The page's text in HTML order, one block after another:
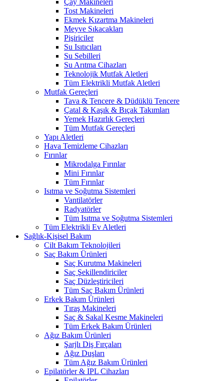
Çay Makineleri
Tost Makineleri
Ekmek Kızartma Makineleri
Meyve Sıkacakları
Pişiriciler
Su Isıtıcıları
Su Sebilleri
Su Arıtma Cihazları
Teknolojik Mutfak Aletleri
Tüm Elektrikli Mutfak Aletleri
Mutfak Gereçleri
Tava & Tencere & Düdüklü Tencere
Çatal & Kaşık & Bıçak Takımları
Yemek Hazırlık Gereçleri
Tüm Mutfak Gereçleri
Yapı Aletleri
Hava Temizleme Cihazları
Fırınlar
Mikrodalga Fırınlar
Mini Fırınlar
Tüm Fırınlar
Isıtma ve Soğutma Sistemleri
Vantilatörler
Radyatörler
Tüm Isıtma ve Soğutma Sistemleri
Tüm Elektrikli Ev Aletleri
Sağlık-Kişisel Bakım
Cilt Bakım Teknolojileri
Saç Bakım Ürünleri
Saç Kurutma Makineleri
Saç Şekillendiriciler
Saç Düzleştiricileri
Tüm Saç Bakım Ürünleri
Erkek Bakım Ürünleri
Tıraş Makineleri
Saç & Sakal Kesme Makineleri
Tüm Erkek Bakım Ürünleri
Ağız Bakım Ürünleri
Şarjlı Diş Fırçaları
Ağız Duşları
Tüm Ağız Bakım Ürünleri
Epilatörler & IPL Cihazları